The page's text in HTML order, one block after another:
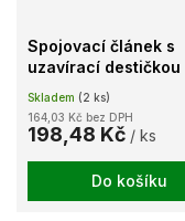
Spojovací článek s
uzavírací
Skladem (2 ks)
164,03 Kč bez DPH
198,48 Kč / ks
Do košíku